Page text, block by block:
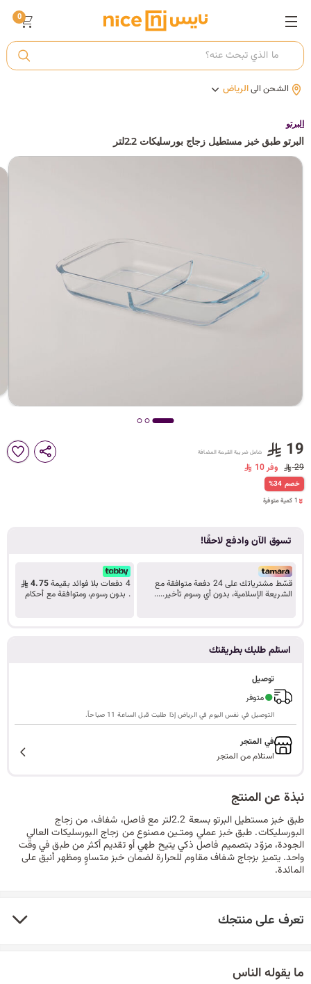
أ
ا
الشحن الىالرياض
0
البرتو
البرتو طبق خبز مستطيل زجاج بورسليكات 2.2لتر
19 شامل ضريبة القيمة المضافة
29 وفر 10
%34 خصم
1 كمية متوفرة
8 مشاهدة مؤخراً
1 كمية متوفرة
تسوق الآن وادفع لاحقًا!
قسّط مشترياتك على 24 دفعة متوافقة مع
الشريعة الإسلامية، بدون أي رسوم تأخير.....
4 دفعات بلا فوائد بقيمة
4.75
. بدون رسوم، ومتوافقة مع أحكام
استلم طلبك بطريقتك
توصيل
●متوفر
التوصيل في نفس اليوم في الرياض إذا طلبت قبل الساعة 11 صباحاً.
في المتجر
استلام من المتجر
نبذة عن المنتج
طبق خبز مستطيل البرتو بسعة 2.2لتر مع فاصل، شفاف، من زجاج
البورسليكات. طبق خبز عملي ومتـين مصنوع من زجاج البورسليكات العالي
الجودة، مزوّد بتصميم فاصل ذكي يتيح طهي أو تقديم أكثر من طبق في وقت
واحد. يتميز بزجاج شفاف مقاوم للحرارة لضمان خبز متساوٍ ومظهر أنيق على
المائدة.
تعرف على منتجك
ما يقوله الناس